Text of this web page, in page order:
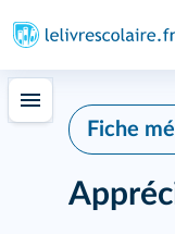
Fiche